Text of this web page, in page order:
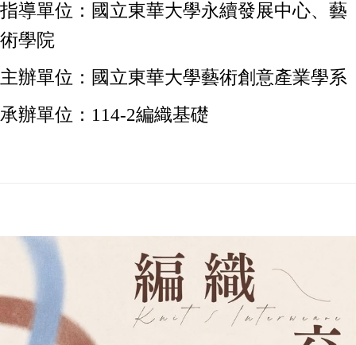
指導單位：國立東華大學永續發展中心、藝
術學院
主辦單位：國立東華大學藝術創意產業學系
承辦單位：114-2編織基礎